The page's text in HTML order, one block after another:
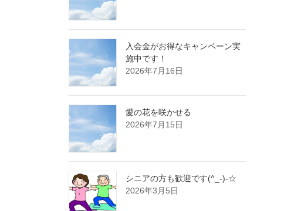
入会金がお得なキャンペーン実
施中です！
2026年7月16日
愛の花を咲かせる
2026年7月15日
シニアの方も歓迎です(^_-)-☆
2026年3月5日